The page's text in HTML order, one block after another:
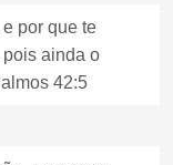
por que te
pois ainda o
42:5